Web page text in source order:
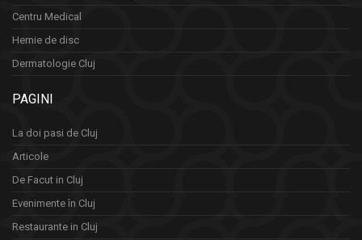
Centru Medical
Hernie de disc
Dermatologie Cluj
PAGINI
La doi pasi de Cluj
Articole
De Facut in Cluj
Evenimente în Cluj
Restaurante in Cluj